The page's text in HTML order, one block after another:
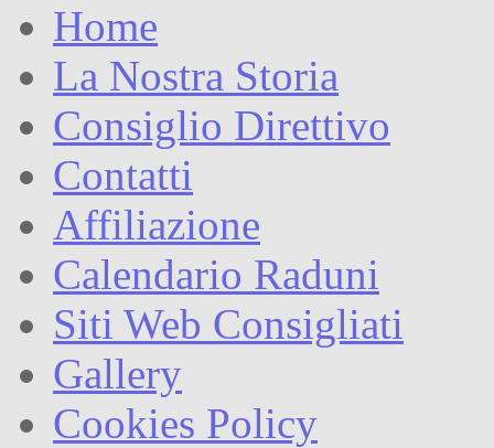
Home
La Nostra Storia
Consiglio Direttivo
Contatti
Affiliazione
Calendario Raduni
Siti Web Consigliati
Gallery
Cookies Policy